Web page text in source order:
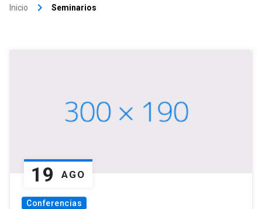
Inicio keyboard_arrow_right Seminarios
19 AGO
Conferencias